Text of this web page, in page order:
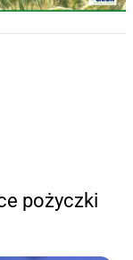
pożyczki